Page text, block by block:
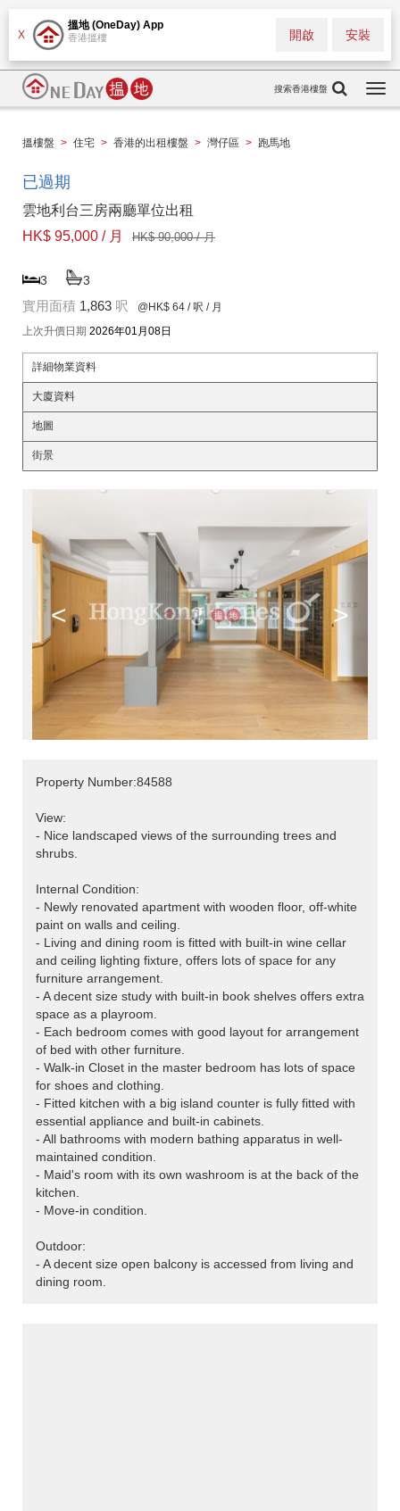
X
搵地 (OneDay) App
香港搵樓 安裝
開啟
搜索香港樓盤
搵樓盤 > 住宅 > 香港的出租樓盤 > 灣仔區 > 跑馬地
已過期
雲地利台三房兩廳單位出租
HK$ 95,000 / 月
HK$ 90,000 / 月
3 3
實用面積 1,863 呎 @HK$ 64 / 呎 / 月
上次升價日期 2026年01月08日
詳細物業資料
大廈資料
地圖
街景
< >
Property Number:84588
View:
- Nice landscaped views of the surrounding trees and
shrubs.
Internal Condition:
- Newly renovated apartment with wooden floor, off-white
paint on walls and ceiling.
- Living and dining room is fitted with built-in wine cellar
and ceiling lighting fixture, offers lots of space for any
furniture arrangement.
- A decent size study with built-in book shelves offers extra
space as a playroom.
- Each bedroom comes with good layout for arrangement
of bed with other furniture.
- Walk-in Closet in the master bedroom has lots of space
for shoes and clothing.
- Fitted kitchen with a big island counter is fully fitted with
essential appliance and built-in cabinets.
- All bathrooms with modern bathing apparatus in well-
maintained condition.
- Maid's room with its own washroom is at the back of the
kitchen.
- Move-in condition.
Outdoor:
- A decent size open balcony is accessed from living and
dining room.